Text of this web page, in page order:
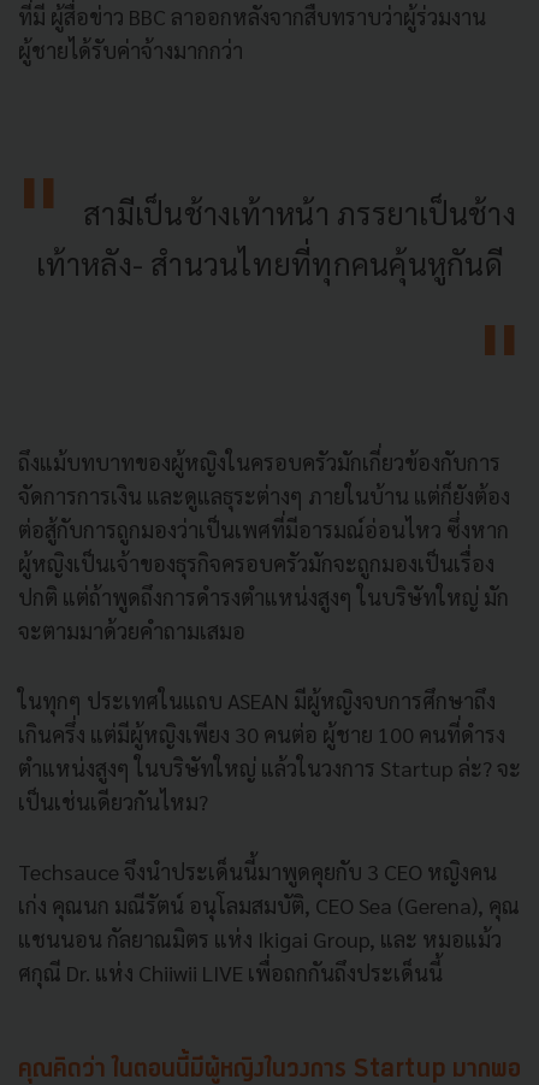
ที่มี ผู้สื่อข่าว BBC ลาออกหลังจากสืบทราบว่าผู้ร่วมงาน
ผู้ชายได้รับค่าจ้างมากกว่า
สามีเป็นช้างเท้าหน้า ภรรยาเป็นช้าง
เท้าหลัง- สำนวนไทยที่ทุกคนคุ้นหูกันดี
ถึงแม้บทบาทของผู้หญิงในครอบครัวมักเกี่ยวข้องกับการ
จัดการการเงิน และดูแลธุระต่างๆ ภายในบ้าน แต่ก็ยังต้อง
ต่อสู้กับการถูกมองว่าเป็นเพศที่มีอารมณ์อ่อนไหว ซึ่งหาก
ผู้หญิงเป็นเจ้าของธุรกิจครอบครัวมักจะถูกมองเป็นเรื่อง
ปกติ แต่ถ้าพูดถึงการดำรงตำแหน่งสูงๆ ในบริษัทใหญ่ มัก
จะตามมาด้วยคำถามเสมอ
ในทุกๆ ประเทศในแถบ ASEAN มีผู้หญิงจบการศึกษาถึง
เกินครึ่ง แต่มีผู้หญิงเพียง 30 คนต่อ ผู้ชาย 100 คนที่ดำรง
ตำแหน่งสูงๆ ในบริษัทใหญ่ แล้วในวงการ Startup ล่ะ? จะ
เป็นเช่นเดียวกันไหม?
Techsauce จึงนำประเด็นนี้มาพูดคุยกับ 3 CEO หญิงคน
เก่ง คุณนก มณีรัตน์ อนุโลมสมบัติ, CEO Sea (Gerena), คุณ
แชนนอน กัลยาณมิตร แห่ง Ikigai Group, และ หมอแม้ว
ศกุณี Dr. แห่ง Chiiwii LIVE เพื่อถกกันถึงประเด็นนี้
คุณคิดว่า ในตอนนี้มีผู้หญิงในวงการ Startup มากพอ